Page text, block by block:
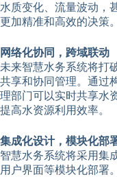
水质变化、流量波动，
更加精准和高效的决策。
网络化协同，跨域联动
未来智慧水务系统将打
共享和协同管理。通过
理部门可以实时共享水
提高水资源利用效率。
集成化设计，模块化部
智慧水务系统将采用集
用户界面等模块化部署